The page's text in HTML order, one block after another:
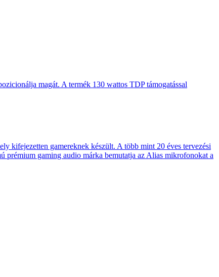
magát. A termék 130 wattos TDP támogatással
kifejezetten gamereknek készült. A több mint 20 éves tervezési
prémium gaming audio márka bemutatja az Alias mikrofonokat a